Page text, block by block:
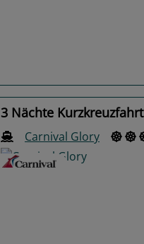
3 Nächte Kurzkreuzfahrt
Carnival Glory